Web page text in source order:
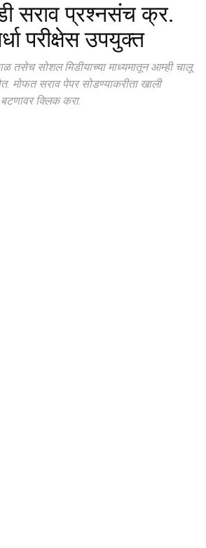
सराव प्रश्नसंच क्र.
परीक्षेस उपयुक्त
तसेच सोशल मिडीयाच्या माध्यमातून आम्ही चालू
मोफत सराव पेपर सोडण्याकरीता खाली
क्लिक करा.